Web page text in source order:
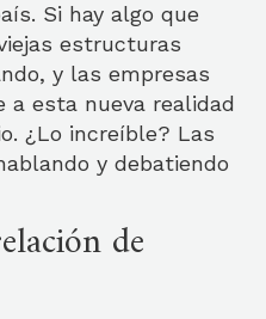
Si hay algo que
estructuras
y las empresas
a esta nueva realidad
¿Lo increíble? Las
y debatiendo
de